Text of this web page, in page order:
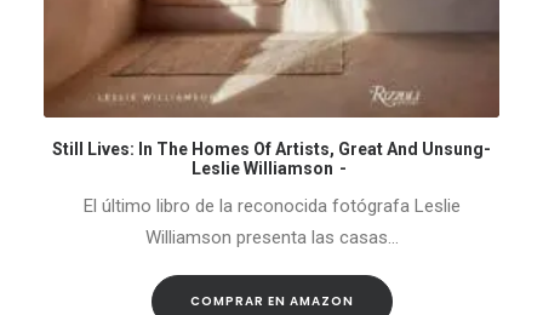
COMPRAR EN AMAZON
Still Lives: In The Homes Of Artists, Great And Unsung-
Leslie Williamson
El último libro de la reconocida fotógrafa Leslie
Williamson presenta las casas…
COMPRAR EN AMAZON